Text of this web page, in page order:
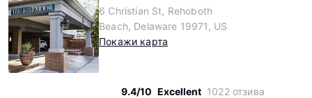
6 Christian St, Rehoboth
Beach, Delaware 19971, US
Покажи карта
9.4/10 Excellent 1022 отзива